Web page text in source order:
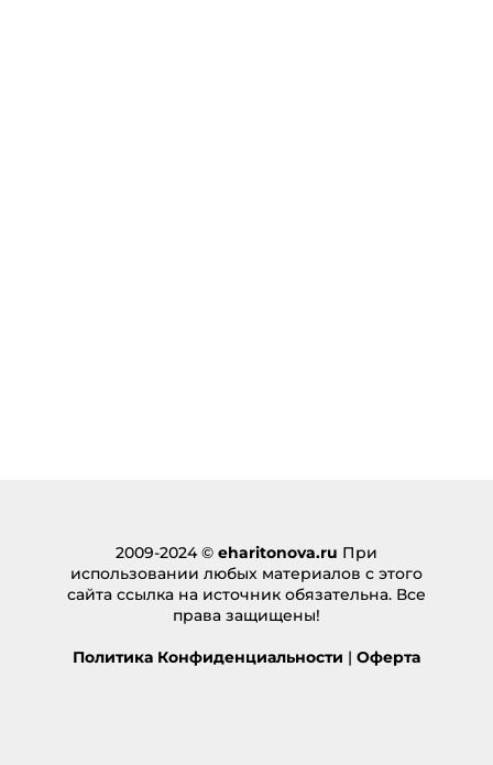
2009-2024 © eharitonova.ru При
использовании любых материалов с этого
сайта ссылка на источник обязательна. Все
права защищены!
Политика Конфиденциальности | Оферта